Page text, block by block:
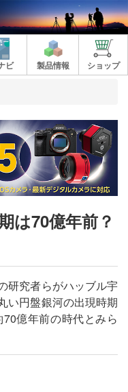
ビ 製品情報 ショップ
は70億年前？
研究者らがハッブル宇
い円盤銀河の出現時期
億年前の時代とみら